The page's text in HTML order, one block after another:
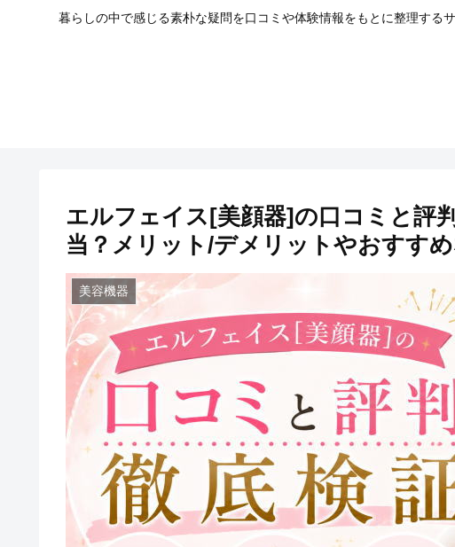
暮らしの中で感じる素朴な疑問を口コミや体験情報をもとに整理する
エルフェイス[美顔器]の口コミと評
当？メリット/デメリットやおすすめ
美容機器